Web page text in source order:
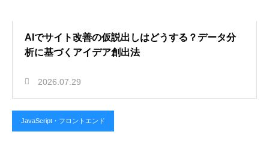
AIでサイト改善の仮説出しはどうする？データ分
析に基づくアイデア創出法
2026.07.29
JavaScript・フロントエンド